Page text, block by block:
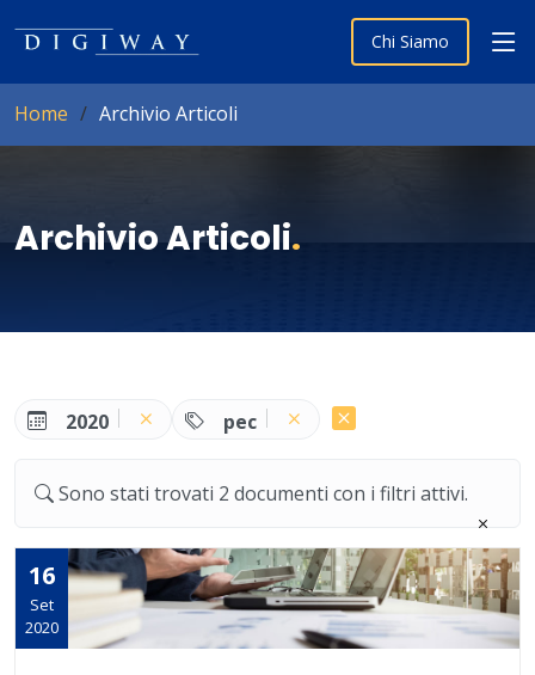
Chi Siamo
Home Archivio Articoli
Archivio Articoli.
2020 pec
Sono stati trovati 2 documenti con i filtri attivi.
16
Set
2020